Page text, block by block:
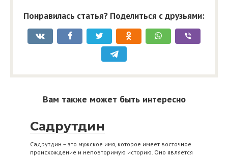
Понравилась статья? Поделиться с друзьями:
Вам также может быть интересно
Садрутдин
Садрутдин – это мужское имя, которое имеет восточное
происхождение и неповторимую историю. Оно является